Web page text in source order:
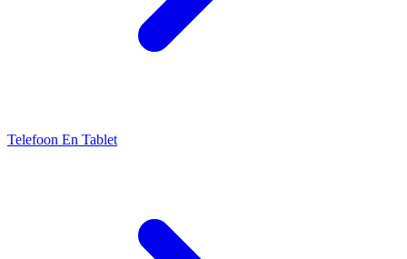
Telefoon En Tablet